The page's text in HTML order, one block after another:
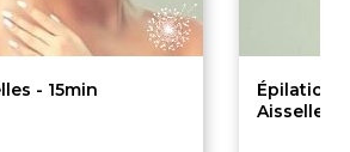
- 15min
Épilation :
Aisselles